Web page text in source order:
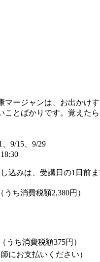
ージャンは、お出かけ
ことばかりです。覚えた
、9/15、9/29
込みは、受講日の1日前ま
うち消費税額2,380円）
うち消費税額375円）
師にお支払いください）